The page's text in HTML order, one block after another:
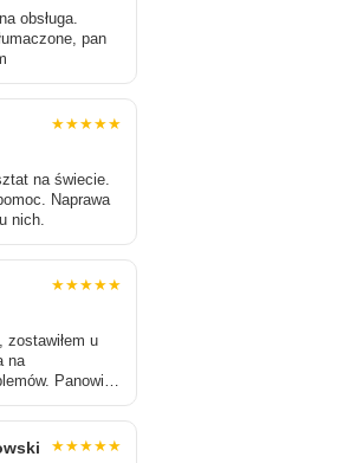
obsługa.
pan
★★★★★
na świecie.
Naprawa
nich.
★★★★★
zostawiłem u
na
Panowie
★★★★★